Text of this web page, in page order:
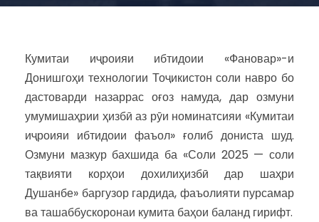
Кумитаи иҷроияи ибтидоии «Фановар»-и
Донишгоҳи технологии Тоҷикистон соли навро бо
дастоварди назаррас оғоз намуда, дар озмуни
умумишаҳрии ҳизбӣ аз рӯи номинатсияи «Кумитаи
иҷроияи ибтидоии фаъол» ғолиб дониста шуд.
Озмуни мазкур бахшида ба «Соли 2025 — соли
тақвияти корҳои дохилиҳизбӣ дар шаҳри
Душанбе» баргузор гардида, фаъолияти пурсамар
ва ташаббускоронаи кумита баҳои баланд гирифт.